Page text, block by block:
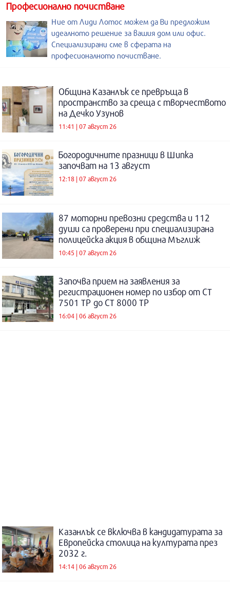
Професионално почистване
Ние от Лиди Лотос можем да Ви предложим
идеалното решение за вашия дом или офис.
Специализирани сме в сферата на
професионалното почистване.
Община Казанлък се превръща в
пространство за среща с творчеството
на Дечко Узунов
11:41 | 07 август 26
Богородичните празници в Шипка
започват на 13 август
12:18 | 07 август 26
87 моторни превозни средства и 112
души са проверени при специализирана
полицейска акция в община Мъглиж
10:45 | 07 август 26
Започва прием на заявления за
регистрационен номер по избор от СТ
7501 ТР до СТ 8000 ТР
16:04 | 06 август 26
Казанлък се включва в кандидатурата за
Европейска столица на културата през
2032 г.
14:14 | 06 август 26